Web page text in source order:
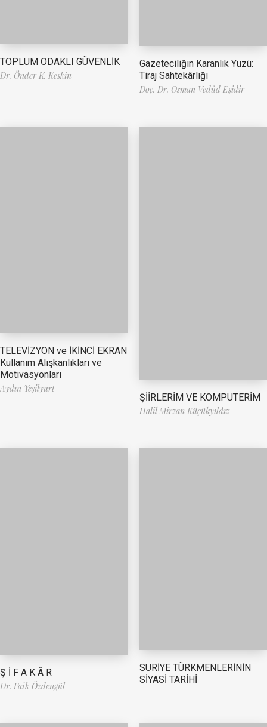
TOPLUM ODAKLI GÜVENLİK
Dr. Önder K. Keskin
Gazeteciliğin Karanlık Yüzü:
Tiraj Sahtekârlığı
Doç. Dr. Osman Vedûd Eşidir
TELEVİZYON ve İKİNCİ EKRAN
Kullanım Alışkanlıkları ve
Motivasyonları
Aydın Yeşilyurt
ŞİİRLERİM VE KOMPUTERİM
Halil Mirzan Küçükyıldız
Ş İ F A K Â R
Dr. Faik Özdengül
SURİYE TÜRKMENLERİNİN
SİYASİ TARİHİ